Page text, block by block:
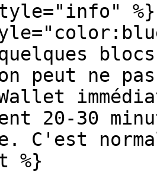
%}
peut ne
Wallet
20-30
C'est
%}